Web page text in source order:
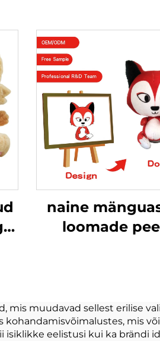
naine
loomade
täidetud
muudavad sellest erilise
mis
isiklikke eelistusi kui ka